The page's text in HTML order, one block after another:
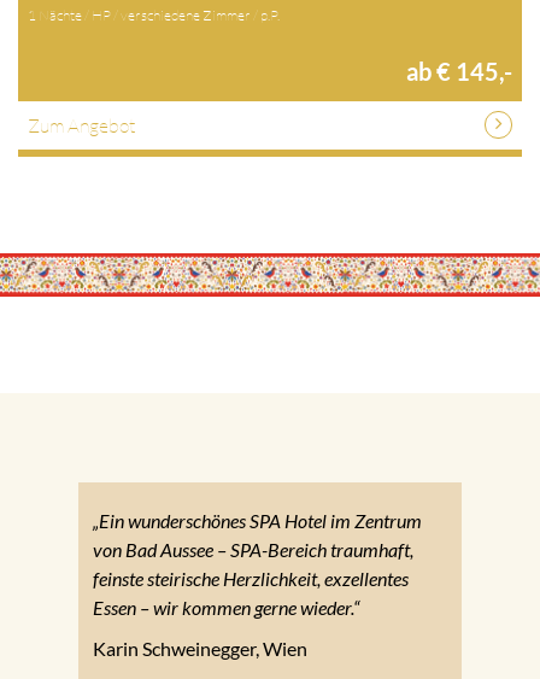
1 Nächte / HP / verschiedene Zimmer / p.P.
ab € 145,-
Zum Angebot
„Ein wunderschönes SPA Hotel im Zentrum
von Bad Aussee – SPA-Bereich traumhaft,
feinste steirische Herzlichkeit, exzellentes
Essen – wir kommen gerne wieder.“
Karin Schweinegger, Wien